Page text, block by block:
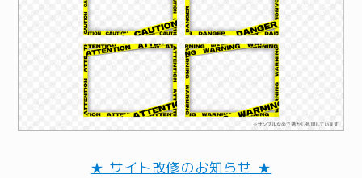
★ サイト改修のお知らせ ★